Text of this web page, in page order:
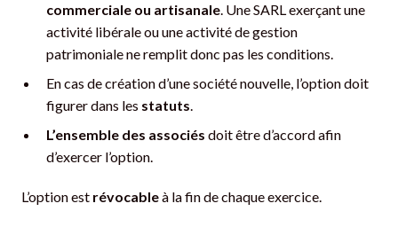
commerciale ou artisanale. Une SARL exerçant une
activité libérale ou une activité de gestion
patrimoniale ne remplit donc pas les conditions.
En cas de création d’une société nouvelle, l’option doit
figurer dans les statuts.
L’ensemble des associés doit être d’accord afin
d’exercer l’option.
L’option est révocableà la fin de chaque exercice.